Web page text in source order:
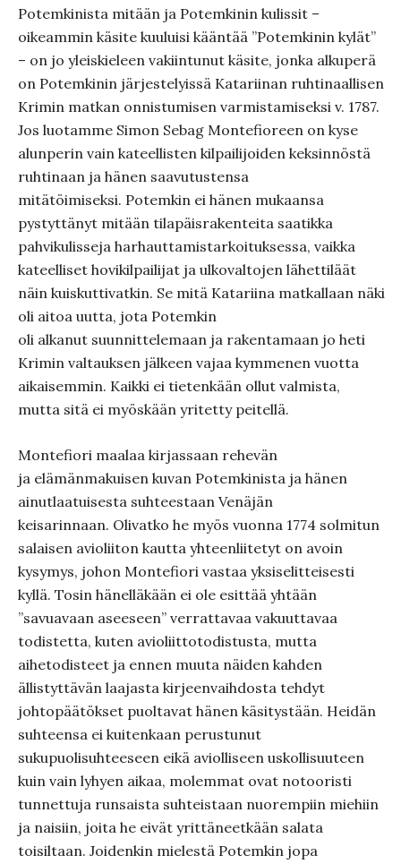
Potemkinista mitään ja Potemkinin kulissit –
oikeammin käsite kuuluisi kääntää ”Potemkinin kylät”
– on jo yleiskieleen vakiintunut käsite, jonka alkuperä
on Potemkinin järjestelyissä Katariinan ruhtinaallisen
Krimin matkan onnistumisen varmistamiseksi v. 1787.
Jos luotamme Simon Sebag Montefioreen on kyse
alunperin vain kateellisten kilpailijoiden keksinnöstä
ruhtinaan ja hänen saavutustensa
mitätöimiseksi. Potemkin ei hänen mukaansa
pystyttänyt mitään tilapäisrakenteita saatikka
pahvikulisseja harhauttamistarkoituksessa, vaikka
kateelliset hovikilpailijat ja ulkovaltojen lähettiläät
näin kuiskuttivatkin. Se mitä Katariina matkallaan näki
oli aitoa uutta, jota Potemkin
oli alkanut suunnittelemaan ja rakentamaan jo heti
Krimin valtauksen jälkeen vajaa kymmenen vuotta
aikaisemmin. Kaikki ei tietenkään ollut valmista,
mutta sitä ei myöskään yritetty peitellä.
Montefiori maalaa kirjassaan rehevän
ja elämänmakuisen kuvan Potemkinista ja hänen
ainutlaatuisesta suhteestaan Venäjän
keisarinnaan. Olivatko he myös vuonna 1774 solmitun
salaisen avioliiton kautta yhteenliitetyt on avoin
kysymys, johon Montefiori vastaa yksiselitteisesti
kyllä. Tosin hänelläkään ei ole esittää yhtään
”savuavaan aseeseen” verrattavaa vakuuttavaa
todistetta, kuten avioliittotodistusta, mutta
aihetodisteet ja ennen muuta näiden kahden
ällistyttävän laajasta kirjeenvaihdosta tehdyt
johtopäätökset puoltavat hänen käsitystään. Heidän
suhteensa ei kuitenkaan perustunut
sukupuolisuhteeseen eikä aviolliseen uskollisuuteen
kuin vain lyhyen aikaa, molemmat ovat notooristi
tunnettuja runsaista suhteistaan nuorempiin miehiin
ja naisiin, joita he eivät yrittäneetkään salata
toisiltaan. Joidenkin mielestä Potemkin jopa